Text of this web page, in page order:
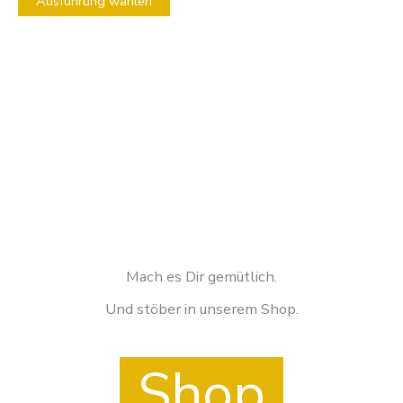
Mach es Dir gemütlich.
Und stöber in unserem Shop.